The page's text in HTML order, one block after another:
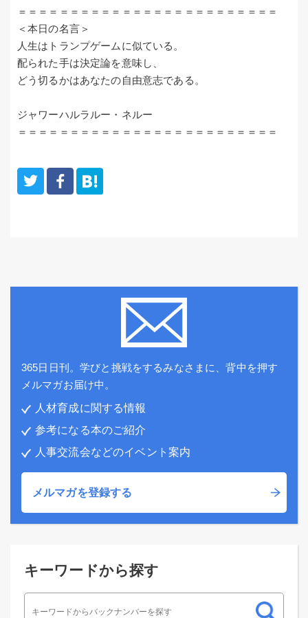
＝＝＝＝＝＝＝＝＝＝＝＝＝＝＝＝＝＝＝＝＝＝＝＝＝
＜本日の名言＞
人生はトランプゲームに似ている。
配られた手は決定論を意味し、
どう切るかはあなたの自由意志である。
ジャワーハルラルー・ネルー
＝＝＝＝＝＝＝＝＝＝＝＝＝＝＝＝＝＝＝＝＝＝＝＝＝
365日日刊。学びと挑戦をするみなさまに、背中を押す
メルマガお届け中。
人材育成に関する情報
参考になる本のご紹介
人事交流会などのイベント案内
メルマガを登録する
キーワードから探す